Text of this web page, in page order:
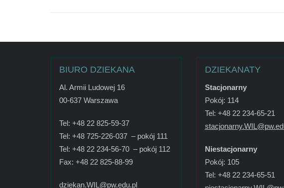
BIURO DZIEKANA
Al. Armii Ludowej 16
00-637 Warszawa
Tel: +48 22 825-59-37
Tel: +48 725-226-037 – pokój 111
Tel: +48 22 234-56-70 – pokój 112
Fax: +48 22 825-88-99
dziekan.WIL@pw.edu.pl
DZIEKANATY
Stacjonarny
Pokój: 114
Tel: +48 22 234-65-21
Niestacjonarny
Pokój: 105
Tel: +48 22 234-65-51